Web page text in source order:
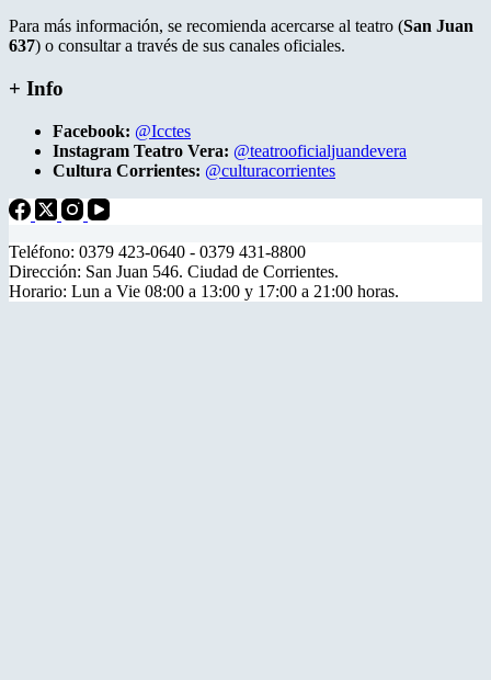
Para más información, se recomienda acercarse al teatro (San Juan
637) o consultar a través de sus canales oficiales.
+ Info
Facebook: @Icctes
Instagram Teatro Vera: @teatrooficialjuandevera
Cultura Corrientes: @culturacorrientes
Teléfono: 0379 423-0640 - 0379 431-8800
Dirección: San Juan 546. Ciudad de Corrientes.
Horario: Lun a Vie 08:00 a 13:00 y 17:00 a 21:00 horas.